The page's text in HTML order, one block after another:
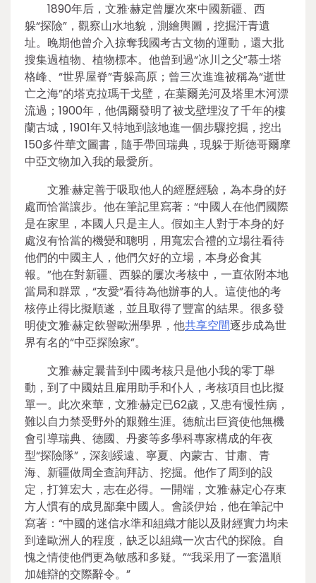
1890年后，文雅·赫定曾屢次來中國新疆、西
躲“探險”，觀察山水地貌，測繪輿圖，挖掘汗青遺
址。晚期他曾介入掠奪我國考古文物的運動，還大批
搜集過植物、植物標本。他曾到過“冰川之父”慕士塔
格峰、“世界屋脊”青躲高原；曾三次進進被稱為“逝世
亡之海”的塔克拉瑪干戈壁，在葉爾羌河及塔里木河漂
流過；1900年，他偶爾發明了被戈壁埋沒了千年的樓
蘭古城，1901年又特地到該地進一個步驟挖掘，挖出
150多件華文圖書，隨手帶回瑞典，現躲于斯德哥爾摩
中亞文物加入我的最愛所。
文雅·赫定善于吸取他人的經歷經驗，為本身的好
處而恰當讓步。他在筆記里寫著：“中國人在他們國際
是在家里，本國人只是主人。假如主人對于本身的好
處沒有恰當的機變和聰明，用寬宏合禮的立場往看待
他們的中國主人，他們欠好的立場，本身必食其
報。”他在對新疆、西躲的屢次考核中，一直依附本地
當局和群眾，“友愛”看待為他辦事的人。這使他的考
核停止得比擬順遂，並且取得了豐富的結果。很多發
明使文雅·赫定飲譽歐洲學界，他共享空間逐步成為世
界有名的“中亞探險家”。
文雅·赫定曩昔到中國考核只是他小我的零丁舉
動，到了中國姑且雇用助手和仆人，考核項目也比擬
單一。此次來華，文雅·赫定已62歲，又患有慢性病，
難以自力禁受野外的艱難生涯。德航出巨資使他無機
會引導瑞典、德國、丹麥等多學科專家構成的年夜
型“探險隊”，深刻綏遠、寧夏、內蒙古、甘肅、青
海、新疆做周全查詢拜訪、挖掘。他作了周到的設
定，打算宏大，志在必得。一開端，文雅·赫定心存東
方人慣有的成見鄙棄中國人。會談伊始，他在筆記中
寫著：“中國的迷信水準和組織才能以及財經實力均未
到達歐洲人的程度，缺乏以組織一次古代的探險。自
愧之情使他們更為敏感和多疑。”“我采用了一套溫順
加雄辯的交際辭令。”